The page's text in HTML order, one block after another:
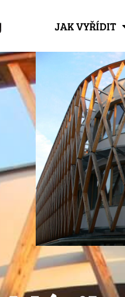
JAK VYŘÍDIT